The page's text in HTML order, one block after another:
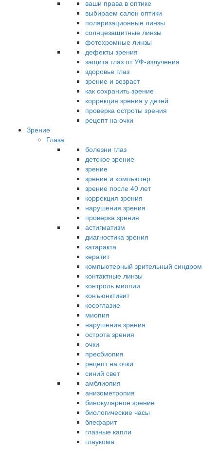
ваши права в оптике
выбираем салон оптики
поляризационные линзы
солнцезащитные линзы
фотохромные линзы
дефекты зрения
защита глаз от УФ-излучения
здоровье глаз
зрение и возраст
как сохранить зрение
коррекция зрения у детей
проверка остроты зрения
рецепт на очки
Зрение
Глаза
болезни глаз
детское зрение
зрение
зрение и компьютер
зрение после 40 лет
коррекция зрения
нарушения зрения
проверка зрения
астигматизм
диагностика зрения
катаракта
кератит
компьютерный зрительный синдром
контактные линзы
контроль миопии
конъюнктивит
косоглазие
миопия
нарушения зрения
острота зрения
очки
пресбиопия
рецепт на очки
синий свет
амблиопия
анизометропия
бинокулярное зрение
биологические часы
блефарит
глазные капли
глаукома